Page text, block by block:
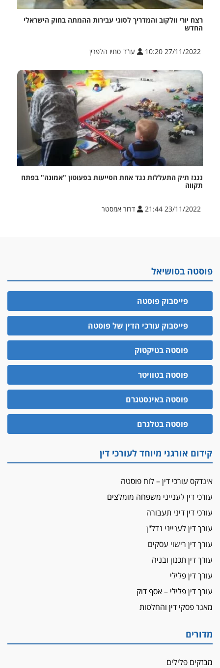
רצח יורי וולקוב והמדריך לסוגי עבירות ההמתה בחוק הישראלי
החדש
27/11/2022 10:20 עו"ד סתיו הלפרין
נגנז תיק התעללות נגד אחת הסייעות בפעוטון "אמונה" בפתח
תקווה
23/11/2022 21:44 דרור אמסטר
פוסטה בסושיאל
פייסבוק פוסטה
פייסבוק עורכי הדין של פוסטה
פוסטה בטיקטוק
פוסטה בטוויטר
פוסטה באינסטגרם
פוסטה בטלגרם
קידום אורגני מיוחד לעורכי דין
אינדקס עורכי דין – לוח פוסטה
עורכי דין לענייני משפחה מומלצים
עורכי דין דיני תעבורה
עורך דין לענייני נדל"ן
עורך דין רישוי עסקים
עורך דין תכנון ובניה
עורך דין פלילי
עורך דין פלילי – אסף דוק
מאגר פסקי דין והחלטות
מדורים
מבזקים פלילים